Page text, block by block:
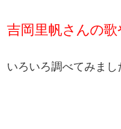
吉岡里帆さんの
いろいろ調べてみまし